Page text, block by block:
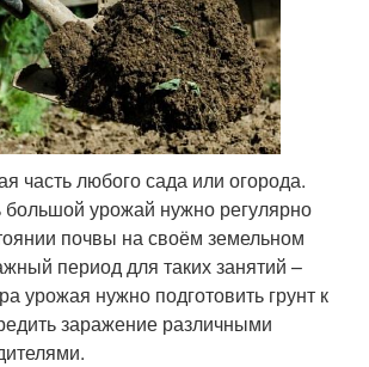
часть любого сада или огорода.
урожай нужно регулярно
почвы на своём земельном
период для таких занятий –
урожая нужно подготовить грунт к
заражение различными